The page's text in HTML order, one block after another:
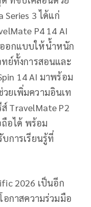
Series 3 ได้แก่
P4 14 AI
ออกแบบให้น้ำหนัก
ย์ทั้งการสอนและ
14 AI มาพร้อม
ยเพิ่มความอินเท
TravelMate P2
อได้ พร้อม
การเรียนรู้ที่
2026 เป็นอีก
อกาสความร่วมมือ